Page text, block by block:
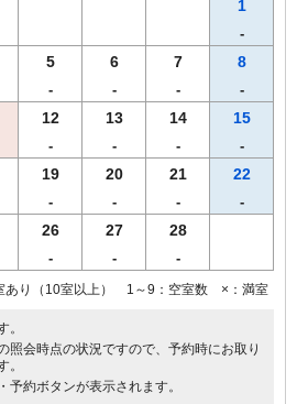
1
-
5
-
6
-
7
-
8
-
12
-
13
-
14
-
15
-
19
-
20
-
21
-
22
-
26
-
27
-
28
-
あり（10室以上） 1～9：空室数 ×：満室
。
会時点の状況ですので、予約時にお取り
。
約ボタンが表示されます。